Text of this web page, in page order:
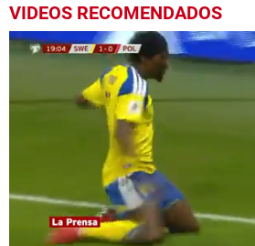
VIDEOS RECOMENDADOS